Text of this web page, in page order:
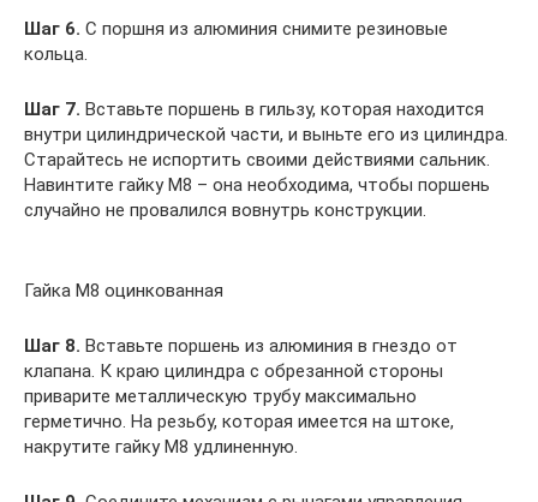
Шаг 6. С поршня из алюминия снимите резиновые
кольца.
Шаг 7. Вставьте поршень в гильзу, которая находится
внутри цилиндрической части, и выньте его из цилиндра.
Старайтесь не испортить своими действиями сальник.
Навинтите гайку М8 – она необходима, чтобы поршень
случайно не провалился вовнутрь конструкции.
Гайка М8 оцинкованная
Шаг 8. Вставьте поршень из алюминия в гнездо от
клапана. К краю цилиндра с обрезанной стороны
приварите металлическую трубу максимально
герметично. На резьбу, которая имеется на штоке,
накрутите гайку М8 удлиненную.